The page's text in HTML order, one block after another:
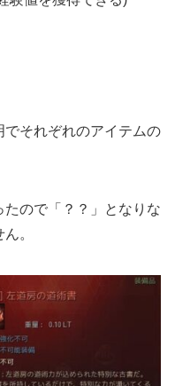
でそれぞれのアイテムの
ので「？？」となりな
。